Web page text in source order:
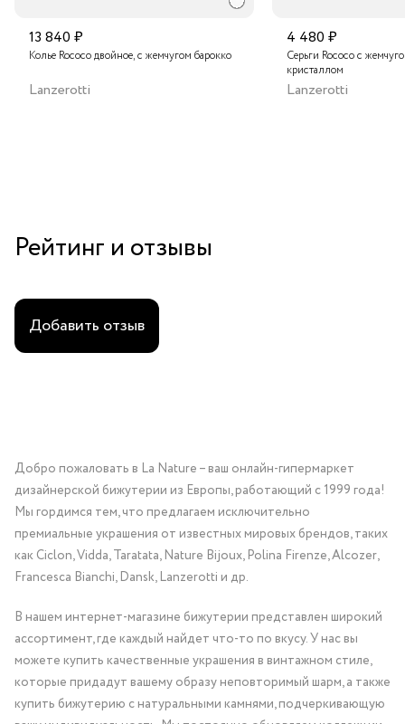
13 840 ₽
Колье Rococo двойное, с жемчугом барокко
Lanzerotti
4 480 ₽
Серьги Rococo с
кристаллом
Lanzerotti
Рейтинг и отзывы
Добавить отзыв
Добро пожаловать в La Nature – ваш онлайн-гипермаркет
дизайнерской бижутерии из Европы, работающий с 1999 года!
Мы гордимся тем, что предлагаем исключительно
премиальные украшения от известных мировых брендов, таких
как Ciclon, Vidda, Taratata, Nature Bijoux, Polina Firenze, Alcozer,
Francesca Bianchi, Dansk, Lanzerotti и др.
В нашем интернет-магазине бижутерии представлен широкий
ассортимент, где каждый найдет что-то по вкусу. У нас вы
можете купить качественные украшения в винтажном стиле,
которые придадут вашему образу неповторимый шарм, а также
купить бижутерию с натуральными камнями, подчеркивающую